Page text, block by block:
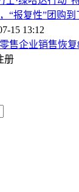
“报复性”团购到
15 13:12
售企业销售恢复
册